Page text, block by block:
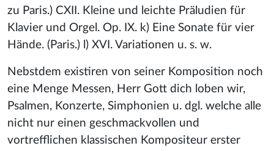
zu Paris.) CXII. Kleine und leichte Präludien für
Klavier und Orgel. Op. IX. k) Eine Sonate für vier
Hände. (Paris.) l) XVI. Variationen u. s. w.
Nebstdem existiren von seiner Komposition noch
eine Menge Messen, Herr Gott dich loben wir,
Psalmen, Konzerte, Simphonien u. dgl. welche alle
nicht nur einen geschmackvollen und
vortrefflichen klassischen Kompositeur erster